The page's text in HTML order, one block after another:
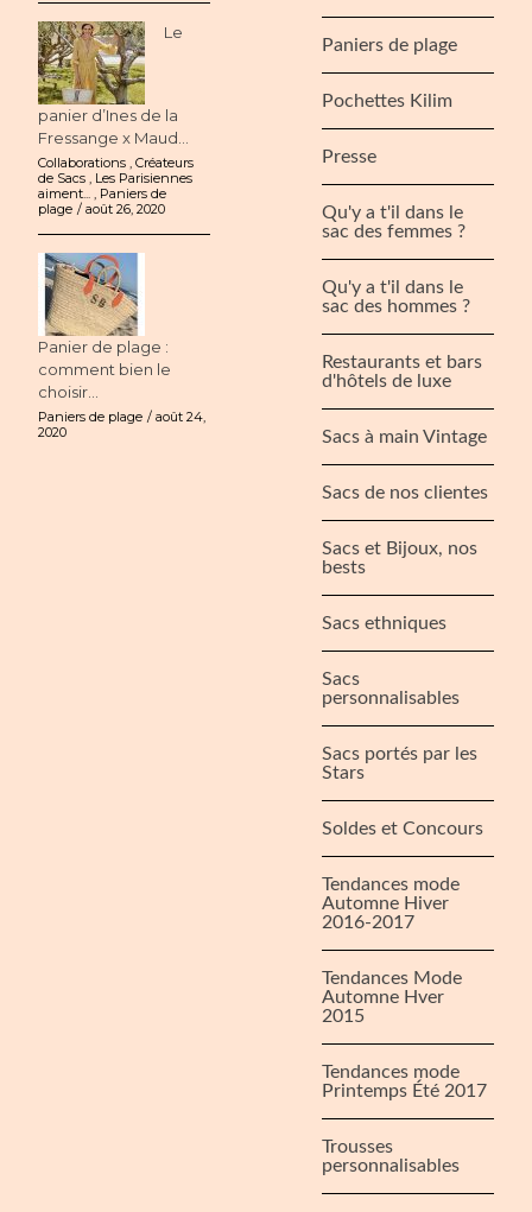
Le
panier d’Ines de la
Fressange x Maud...
Collaborations ,Créateurs
de Sacs
Les Parisiennes
aiment...
Paniers de
plage
août 26, 2020
Panier de plage :
comment bien le
choisir...
Paniers de plage
août 24,
2020
Paniers de plage
Pochettes Kilim
Presse
Qu'y a t'il dans le
sac des femmes ?
Qu'y a t'il dans le
sac des hommes ?
Restaurants et bars
d'hôtels de luxe
Sacs à main Vintage
Sacs de nos clientes
Sacs et Bijoux, nos
bests
Sacs ethniques
Sacs
personnalisables
Sacs portés par les
Stars
Soldes et Concours
Tendances mode
Automne Hiver
2016-2017
Tendances Mode
Automne Hver
2015
Tendances mode
Printemps Été 2017
Trousses
personnalisables